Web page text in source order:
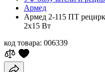
Армед
Армед 2-115 ПТ
2х15 Вт
код товара: 006339